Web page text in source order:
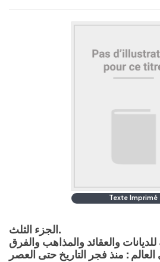
Texte Imprimé
الجزء الثلث.
والعقائد والمذاهب والفرق
: منذ فجر التاريخ حتى العصر